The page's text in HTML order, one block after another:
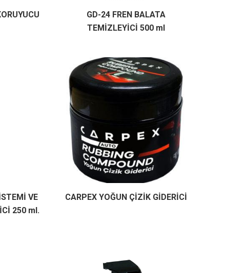
GD-24 FREN BALATA
TEMİZLEYİCİ 500 ml
VE
250 ml.
CARPEX YOĞUN ÇİZİK GİDERİCİ